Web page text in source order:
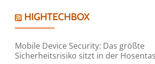
HIGHTECHBOX
Mobile Device Security: Das größte
Sicherheitsrisiko sitzt in der